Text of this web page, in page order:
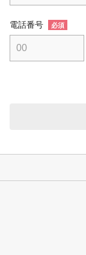
電話番号 必須